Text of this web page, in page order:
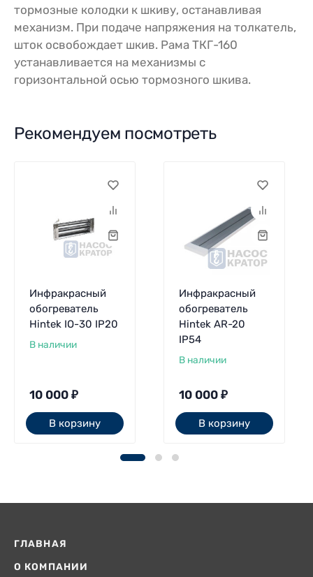
тормозные колодки к шкиву, останавливая
механизм. При подаче напряжения на толкатель,
шток освобождает шкив. Рама ТКГ-160
устанавливается на механизмы с
горизонтальной осью тормозного шкива.
Рекомендуем посмотреть
Инфракрасный
обогреватель
Hintek IO-30 IP20
В наличии
10 000 ₽
В корзину
Инфракрасный
обогреватель
Hintek AR-20
IP54
В наличии
10 000 ₽
В корзину
ГЛАВНАЯ
О КОМПАНИИ